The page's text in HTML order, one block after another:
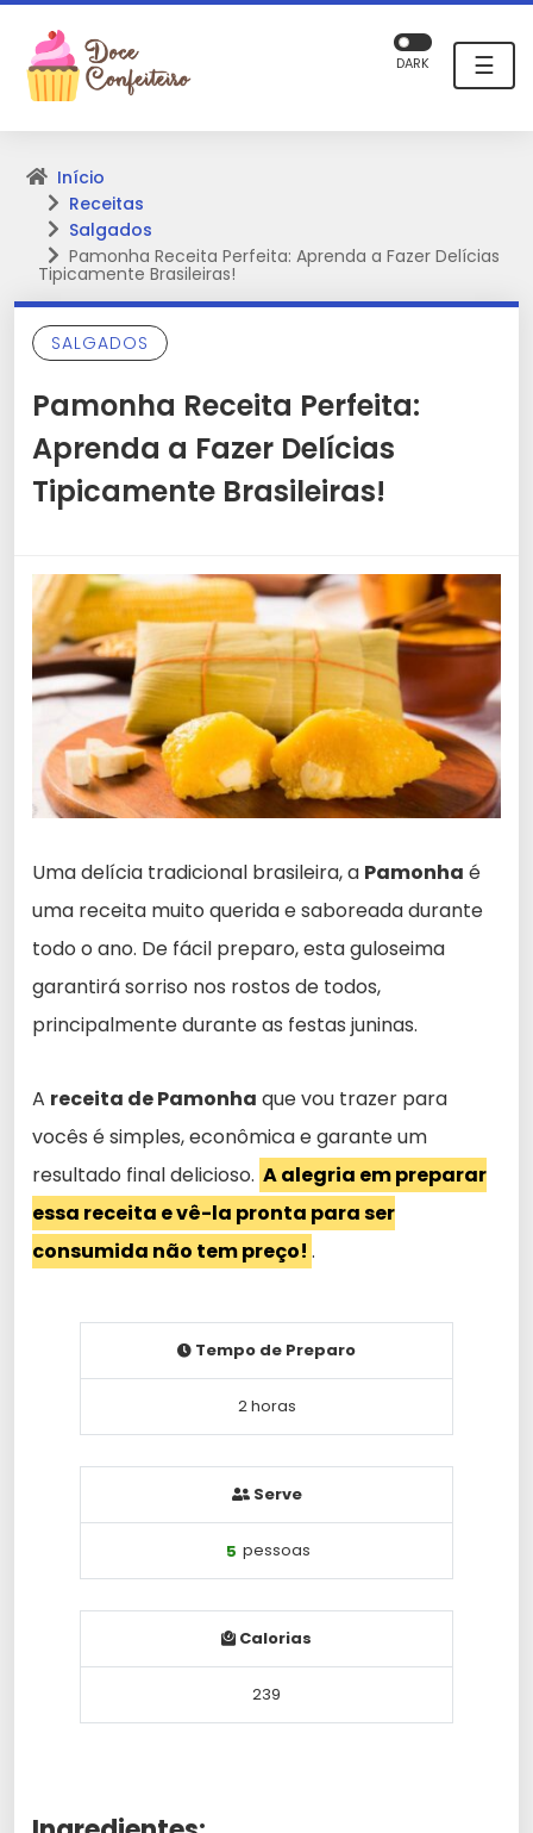
☰
DARK
Início
Receitas
Salgados
Pamonha Receita Perfeita: Aprenda a Fazer Delícias
Tipicamente Brasileiras!
SALGADOS
Pamonha Receita Perfeita:
Aprenda a Fazer Delícias
Tipicamente Brasileiras!
Uma delícia tradicional brasileira, a Pamonha é
uma receita muito querida e saboreada durante
todo o ano. De fácil preparo, esta guloseima
garantirá sorriso nos rostos de todos,
principalmente durante as festas juninas.
A receita de Pamonha que vou trazer para
vocês é simples, econômica e garante um
resultado final delicioso. A alegria em preparar
essa receita e vê-la pronta para ser
consumida não tem preço! .
Tempo de Preparo
2 horas
Serve
5 pessoas
Calorias
239